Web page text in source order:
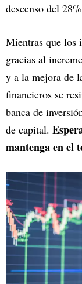
descenso del
Mientras que los
gracias al
y a la mejora de
financieros se
banca de
de capital.
mantenga en el